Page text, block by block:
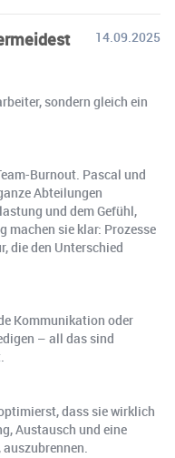
14.09.2025
sondern gleich ein
Burnout. Pascal und
Abteilungen
und dem Gefühl,
machen sie klar: Prozesse
die den Unterschied
Kommunikation oder
– all das sind
dass sie wirklich
Austausch und eine